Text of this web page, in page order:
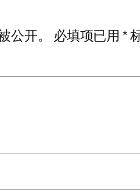
公开。
必填项已用*